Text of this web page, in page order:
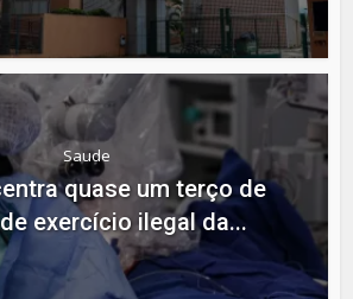
Saude
quase um terço de
exercício ilegal da...